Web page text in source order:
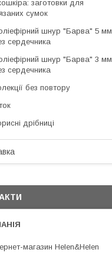
заготовки для
сумок
шнур "Барва" 5 мм
сердечника
шнур "Барва" 3 мм
сердечника
без повтору
дрібниці
магазин Helen&Helen